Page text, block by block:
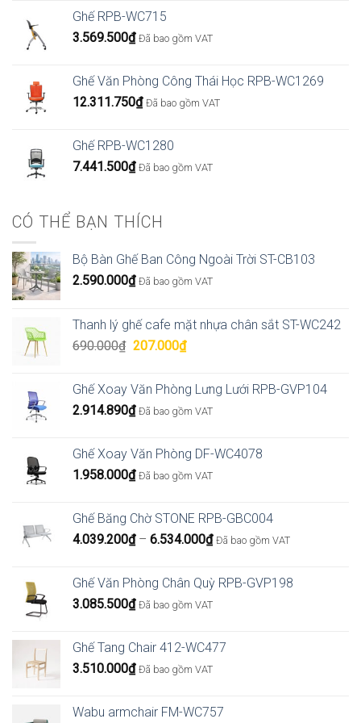
Ghế RPB-WC715
3.569.500₫ Đã bao gồm VAT
Ghế Văn Phòng Công Thái Học RPB-WC1269
12.311.750₫ Đã bao gồm VAT
Ghế RPB-WC1280
7.441.500₫ Đã bao gồm VAT
CÓ THỂ BẠN THÍCH
Bộ Bàn Ghế Ban Công Ngoài Trời ST-CB103
2.590.000₫ Đã bao gồm VAT
Thanh lý ghế cafe mặt nhựa chân sắt ST-WC242
690.000₫ Giá
690.000₫.
207.000₫Giá
là:
207.000₫.
Ghế Xoay Văn Phòng Lưng Lưới RPB-GVP104
2.914.890₫ Đã bao gồm VAT
Ghế Xoay Văn Phòng DF-WC4078
1.958.000₫ Đã bao gồm VAT
Ghế Băng Chờ STONE RPB-GBC004
4.039.200₫ – 6.534.000₫Khoảng
4.039.200₫
đến
Đã bao gồm VAT
Ghế Văn Phòng Chân Quỳ RPB-GVP198
3.085.500₫ Đã bao gồm VAT
Ghế Tang Chair 412-WC477
3.510.000₫ Đã bao gồm VAT
Wabu armchair FM-WC757